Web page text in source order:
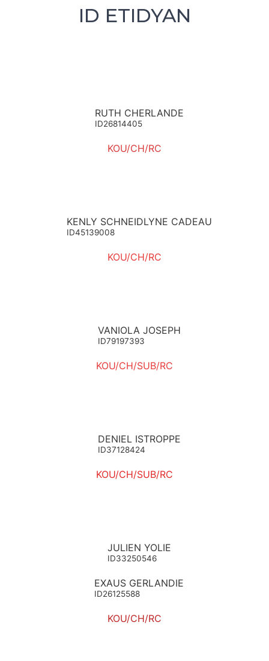
ID ETIDYAN
RUTH CHERLANDE
ID26814405
KOU/CH/RC
KENLY SCHNEIDLYNE CADEAU
ID45139008
KOU/CH/RC
VANIOLA JOSEPH
ID79197393
KOU/CH/SUB/RC
DENIEL ISTROPPE
ID37128424
KOU/CH/SUB/RC
JULIEN YOLIE
ID33250546
EXAUS GERLANDIE
ID26125588
KOU/CH/RC